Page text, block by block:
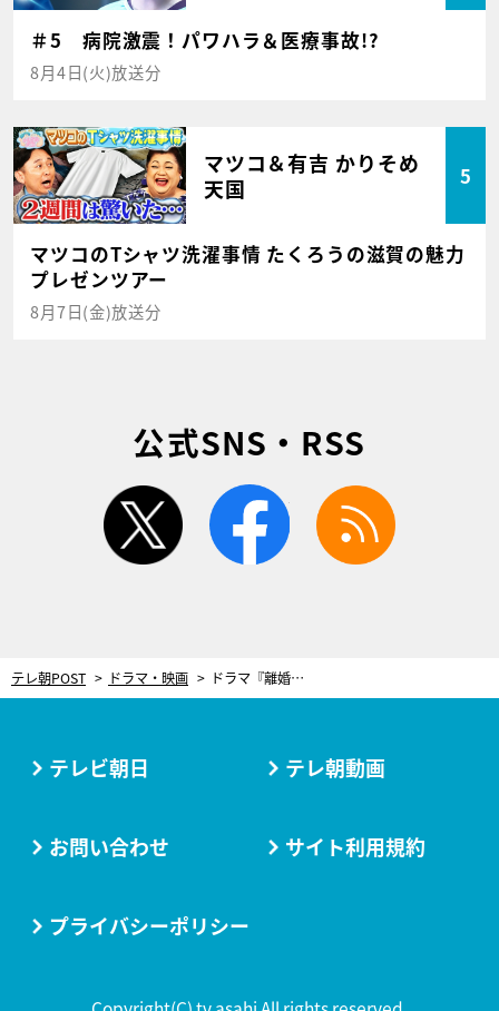
＃5 病院激震！パワハラ＆医療事故!?
8月4日(火)放送分
マツコ＆有吉 かりそめ
天国
5
マツコのTシャツ洗濯事情 たくろうの滋賀の魅力
プレゼンツアー
8月7日(金)放送分
公式SNS・RSS
twitter facebook
テレ朝POST ドラマ・映画 ドラマ『離婚しない男』、伊藤淳史が「ソファの下で1日動けなかった」衝撃シーン！
テレビ朝日 テレ朝動画
お問い合わせ サイト利用規約
プライバシーポリシー